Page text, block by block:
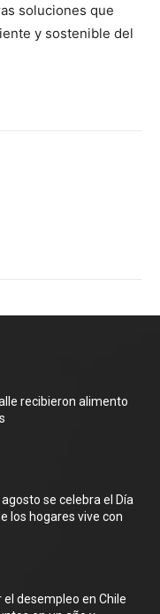
soluciones que
y sostenible del
recibieron alimento
se celebra el Día
los hogares vive con
el desempleo en Chile